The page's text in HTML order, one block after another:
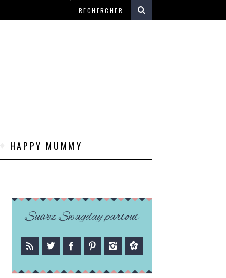
HAPPY MUMMY
Suivez Swagday partout